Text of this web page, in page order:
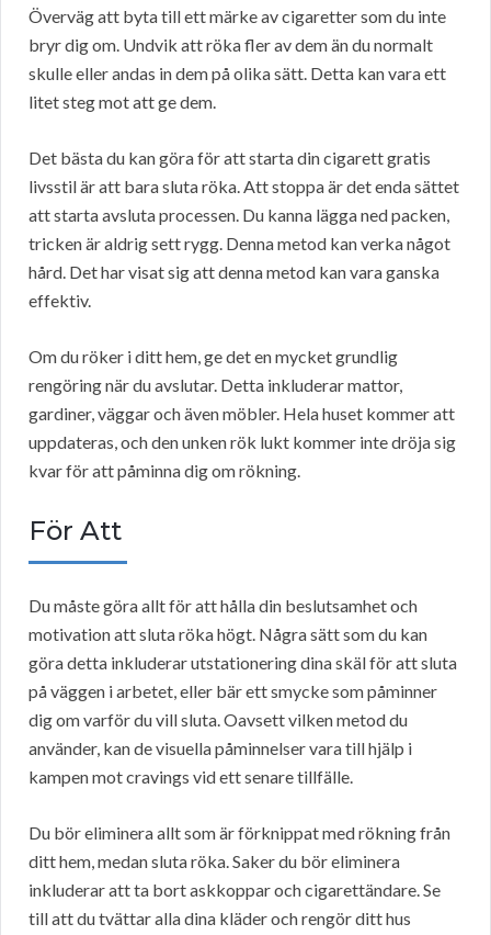
Överväg att byta till ett märke av cigaretter som du inte
bryr dig om. Undvik att röka fler av dem än du normalt
skulle eller andas in dem på olika sätt. Detta kan vara ett
litet steg mot att ge dem.
Det bästa du kan göra för att starta din cigarett gratis
livsstil är att bara sluta röka. Att stoppa är det enda sättet
att starta avsluta processen. Du kanna lägga ned packen,
tricken är aldrig sett rygg. Denna metod kan verka något
hård. Det har visat sig att denna metod kan vara ganska
effektiv.
Om du röker i ditt hem, ge det en mycket grundlig
rengöring när du avslutar. Detta inkluderar mattor,
gardiner, väggar och även möbler. Hela huset kommer att
uppdateras, och den unken rök lukt kommer inte dröja sig
kvar för att påminna dig om rökning.
För Att
Du måste göra allt för att hålla din beslutsamhet och
motivation att sluta röka högt. Några sätt som du kan
göra detta inkluderar utstationering dina skäl för att sluta
på väggen i arbetet, eller bär ett smycke som påminner
dig om varför du vill sluta. Oavsett vilken metod du
använder, kan de visuella påminnelser vara till hjälp i
kampen mot cravings vid ett senare tillfälle.
Du bör eliminera allt som är förknippat med rökning från
ditt hem, medan sluta röka. Saker du bör eliminera
inkluderar att ta bort askkoppar och cigarettändare. Se
till att du tvättar alla dina kläder och rengör ditt hus